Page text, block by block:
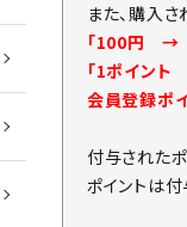
また、購入
「100円 →
「1ポイン
会員登録ポ
付与されたポ
ポイントは